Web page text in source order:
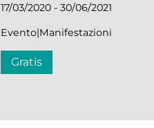
17/03/2020 - 30/06/2021
Evento|Manifestazioni
Gratis